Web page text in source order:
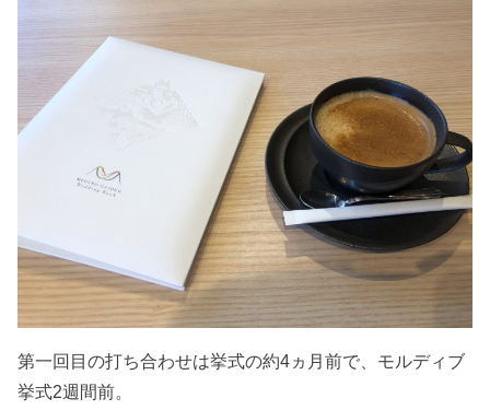
第一回目の打ち合わせは挙式の約4ヵ月前で、モルディブ
挙式2週間前。